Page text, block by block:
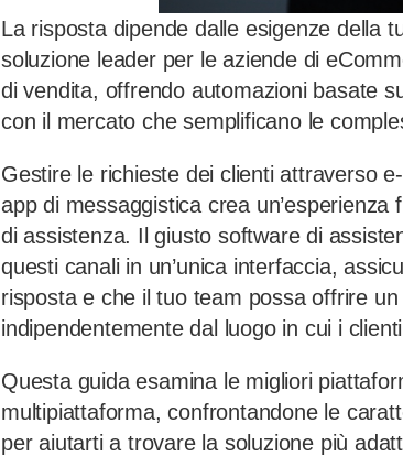
La risposta dipende dalle esigenze della
soluzione leader per le aziende di
di vendita, offrendo automazioni basate
con il mercato che semplificano le
Gestire le richieste dei clienti attraverso
app di messaggistica crea
di assistenza. Il giusto software di
questi canali in un’unica interfaccia,
risposta e che il tuo team possa offrire
indipendentemente dal luogo in cui i
Questa guida esamina le migliori
multipiattaforma, confrontandone le
per aiutarti a trovare la soluzione più